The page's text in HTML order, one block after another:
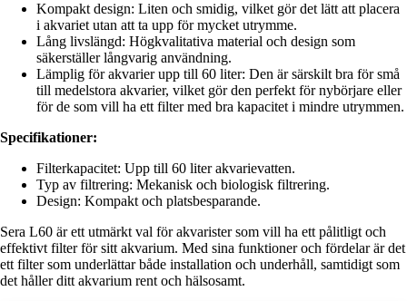
Kompakt design: Liten och smidig, vilket gör det lätt att placera
i akvariet utan att ta upp för mycket utrymme.
Lång livslängd: Högkvalitativa material och design som
säkerställer långvarig användning.
Lämplig för akvarier upp till 60 liter: Den är särskilt bra för små
till medelstora akvarier, vilket gör den perfekt för nybörjare eller
för de som vill ha ett filter med bra kapacitet i mindre utrymmen.
Specifikationer:
Filterkapacitet: Upp till 60 liter akvarievatten.
Typ av filtrering: Mekanisk och biologisk filtrering.
Design: Kompakt och platsbesparande.
Sera L60 är ett utmärkt val för akvarister som vill ha ett pålitligt och
effektivt filter för sitt akvarium. Med sina funktioner och fördelar är det
ett filter som underlättar både installation och underhåll, samtidigt som
det håller ditt akvarium rent och hälsosamt.